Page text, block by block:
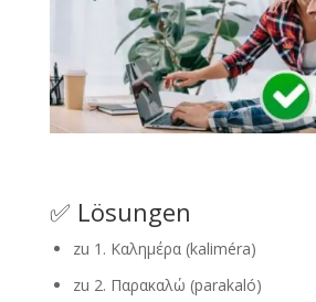
✅ Lösungen
zu 1. Καλημέρα (kaliméra)
zu 2. Παρακαλώ (parakaló)